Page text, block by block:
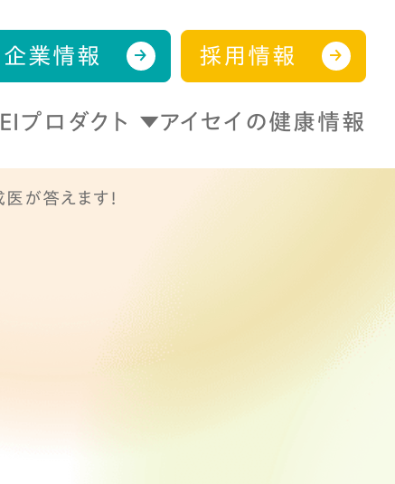
企業情報 採用情報
プロダクト アイセイの健康情報
が答えます！